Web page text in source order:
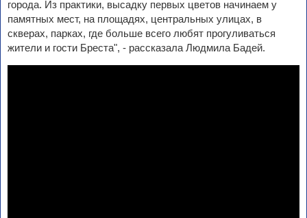
города. Из практики, высадку первых цветов начинаем у
памятных мест, на площадях, центральных улицах, в
скверах, парках, где больше всего любят прогуливаться
жители и гости Бреста", - рассказала Людмила Бадей.